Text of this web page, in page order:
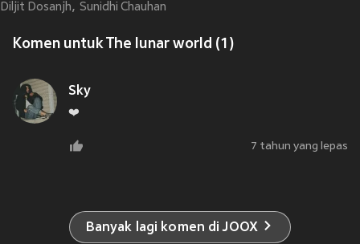
Diljit Dosanjh Sunidhi Chauhan
Komen untuk The lunar world (1)
Sky
❤️
7 tahun yang lepas
Banyak lagi komen di JOOX